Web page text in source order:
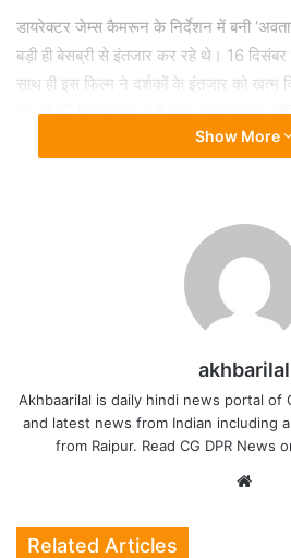
डायरेक्टर जेम्स कैमरून के निर्देशन में बनी
बड़ी ही बेसब्री से इंतजार कर रहे थे। 16 दिसंबर
साथ ही इस फिल्म ने दर्शकों के इंतजार को खत्म
जा रही थी कि ‘अवतार द वे ऑफ वाटर’
करेगी, ठीक हुआ भी कुछ ऐसा ही है।
इंडियन बॉक्स ऑफिस पर रिकॉर्डतोड़ 40 करोड़
शानदार शुरुआत के साथ ही ‘अवतार द वे ऑफ
आने वाले समय में ‘अवतार 2’ कमाई के मामले में
इन हॉलीवुड फिल्म को ‘अवतार
ओपनिंग डे पर ताबड़तोड़ कमाई करने वाली
The Way Of Water) ने पहले दिन कलेक्शन के
को पीछे छोड़ा है। 13 साल के लंबे इंतजार के बाद
ने मार्वल यूनिवर्स की सुपरहिट फिल्म ‘स्पाइडर
वाली फिल्मों को पछाड़ दिया है।
Show More
akhbarilal
Akhbaarilal is daily hindi news portal of
and latest news from Indian including
from Raipur. Read CG DPR News
Related Articles